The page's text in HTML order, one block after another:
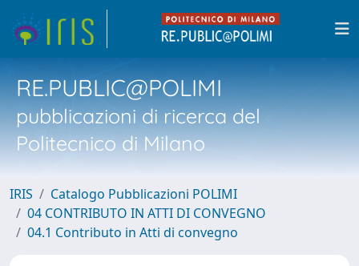
RE.PUBLIC@POLIMI
pubblicazioni di ricerca del
Politecnico di Milano
IRIS
Catalogo Pubblicazioni POLIMI
04 CONTRIBUTO IN ATTI DI CONVEGNO
04.1 Contributo in Atti di convegno